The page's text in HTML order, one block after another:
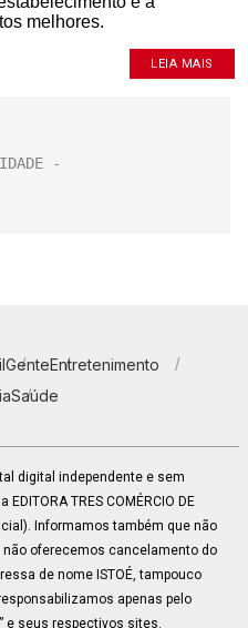
melhores.
LEIA MAIS
GenteEntretenimento
Saúde
digital independente e sem
TRES COMÉRCIO DE
Informamos também que não
oferecemos cancelamento do
de nome ISTOÉ, tampouco
apenas pelo
e seus respectivos sites.